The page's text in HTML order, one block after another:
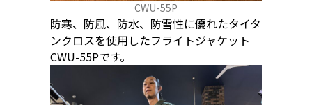
CWU-55P
防寒、防風、防水、防雪性に優れたタイタ
ンクロスを使用したフライトジャケット
CWU-55Pです。